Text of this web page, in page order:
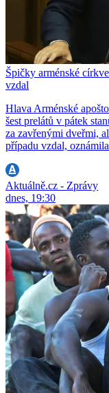
Špičky arménské
vzdal
Hlava Arménské
šest prelátů v pátek
za zavřenými dveřmi,
případu vzdal,
Aktuálně.cz - Zprávy
dnes, 19:30